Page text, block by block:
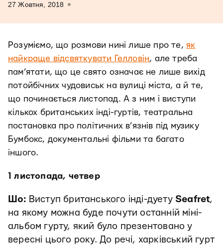
27 Жовтня, 2018
Розуміємо, що розмови нині лише про те,як
найкраще відсвяткувати Гелловін, але треба
пам’ятати, що це свято означає не лише вихід
потойбічних чудовиськ на вулиці міста, а й те,
що починається листопад. А з ним і виступи
кількох британських інді-гуртів, театральна
постановка про політичних в’язнів під музику
Бумбокс, документальні фільми та багато
іншого.
1 листопада, четвер
Шо: Виступ британського інді-дуету Seafret,
на якому можна буде почути останній міні-
альбом гурту, який було презентовано у
вересні цього року. До речі, харківський гурт